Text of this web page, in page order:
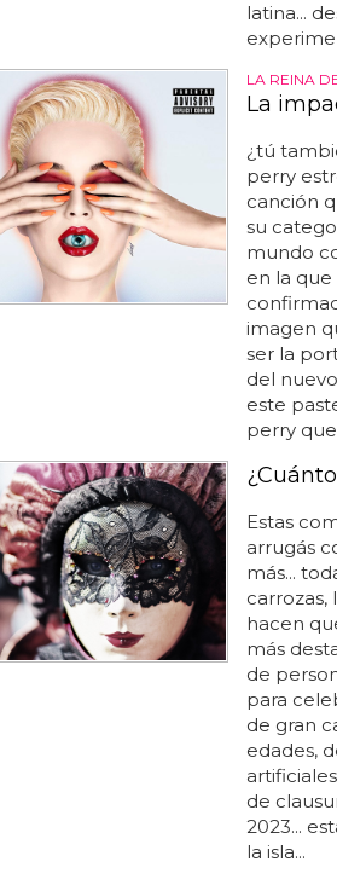
latina...
LA REINA
La
¿tú
perry
canción
su
mundo
en la que
imagen
ser la
del
este
perry que
Estas
arrugás
más...
carrozas,
hacen
más
de
para
de gran
edades,
de
2023...
la isla...